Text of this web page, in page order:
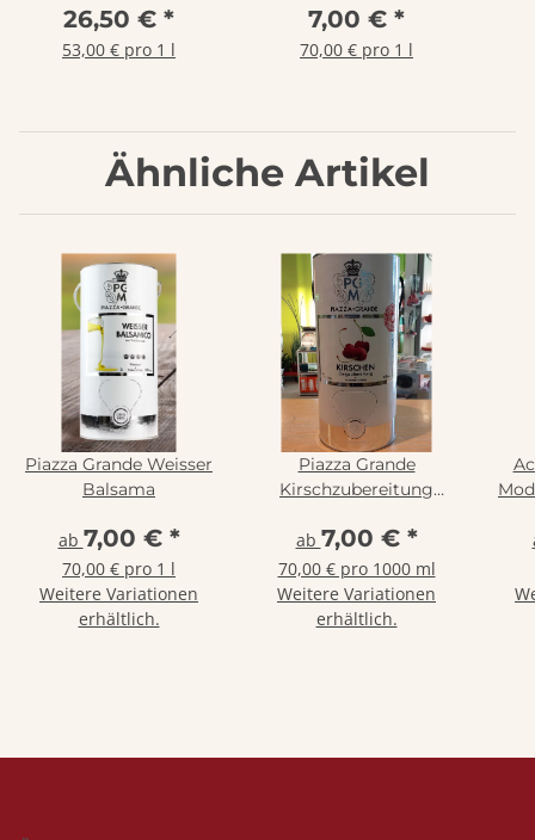
26,50 € *
53,00 € pro 1 l
ml
7,00 € *
70,00 € pro 1 l
Ähnliche Artikel
Piazza Grande Weisser
Balsama
ab 7,00 € *
70,00 € pro 1 l
Weitere Variationen
erhältlich.
Piazza Grande
Kirschzubereitung
ab 7,00 € *
70,00 € pro 1000 ml
Weitere Variationen
erhältlich.